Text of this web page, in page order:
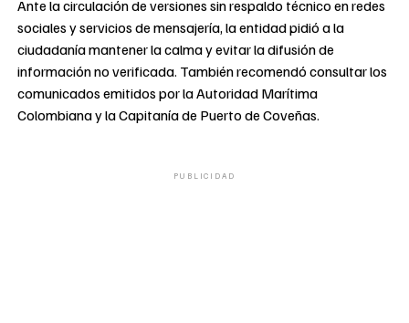
Ante la circulación de versiones sin respaldo técnico en redes
sociales y servicios de mensajería, la entidad pidió a la
ciudadanía mantener la calma y evitar la difusión de
información no verificada. También recomendó consultar los
comunicados emitidos por la Autoridad Marítima
Colombiana y la Capitanía de Puerto de Coveñas.
PUBLICIDAD